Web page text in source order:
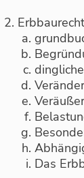
Erbbaurecht
Das